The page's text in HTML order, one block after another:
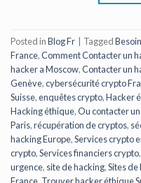
Posted inBlog Fr Tagged
France,Comment Contacter un
hacker a Moscow,Contacter un
Genève,cybersécurité crypto
Suisse,enquêtes crypto,Hacker
Hacking éthique,Ou contacter
Paris,récupération de cryptos,
hacking Europe,Services crypto
crypto,Services financiers crypto,
urgence, site de hacking,Sites